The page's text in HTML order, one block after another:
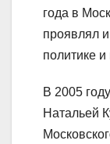
года в
проявлял
политике и
В 2005
Натальей